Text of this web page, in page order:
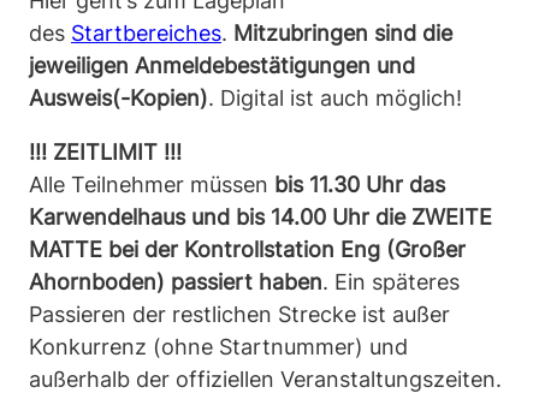
des Startbereiches. Mitzubringen sind die
jeweiligen Anmeldebestätigungen und
Ausweis(-Kopien). Digital ist auch möglich!
!!! ZEITLIMIT !!!
Alle Teilnehmer müssen bis 11.30 Uhr das
Karwendelhaus und bis 14.00 Uhr die ZWEITE
MATTE bei der Kontrollstation Eng (Großer
Ahornboden) passiert haben. Ein späteres
Passieren der restlichen Strecke ist außer
Konkurrenz (ohne Startnummer) und
außerhalb der offiziellen Veranstaltungszeiten.